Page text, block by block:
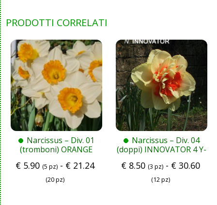
PRODOTTI CORRELATI
Narcissus – Div. 01
(tromboni) ORANGE
€ 5.90 (5 pz) - € 21.24
(20 pz)
Narcissus – Div. 04
(doppi) INNOVATOR 4 Y-
€8.50 (3 pz)- €30.60
(12 pz)